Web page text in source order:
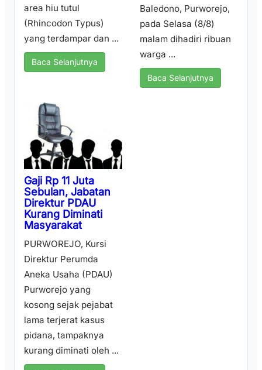
area hiu tutul
(Rhincodon Typus)
yang terdampar dan ...
Baca Selanjutnya
Baledono, Purworejo,
pada Selasa (8/8)
malam dihadiri ribuan
warga ...
Baca Selanjutnya
Gaji Rp 11 Juta
Sebulan, Jabatan
Direktur PDAU
Kurang Diminati
Masyarakat
PURWOREJO, Kursi
Direktur Perumda
Aneka Usaha (PDAU)
Purworejo yang
kosong sejak pejabat
lama terjerat kasus
pidana, tampaknya
kurang diminati oleh ...